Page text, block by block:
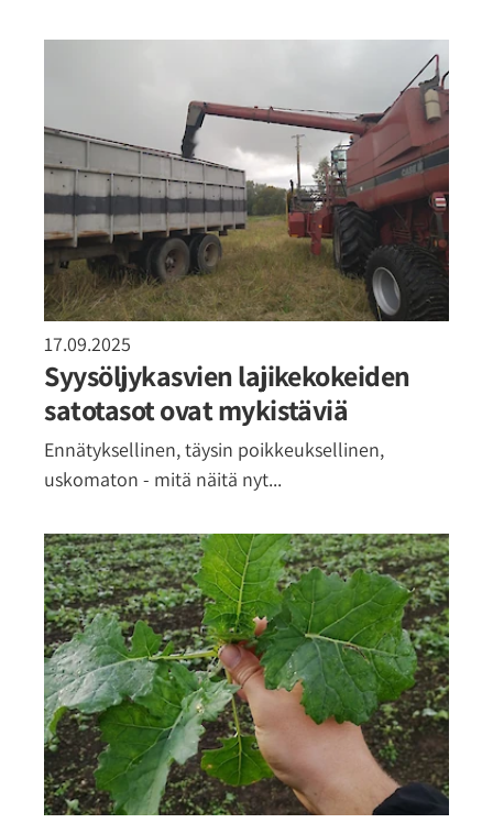
17.09.2025
Syysöljykasvien lajikekokeiden
satotasot ovat mykistäviä
Ennätyksellinen, täysin poikkeuksellinen,
uskomaton - mitä näitä nyt...